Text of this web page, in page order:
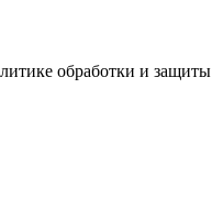
обработки и